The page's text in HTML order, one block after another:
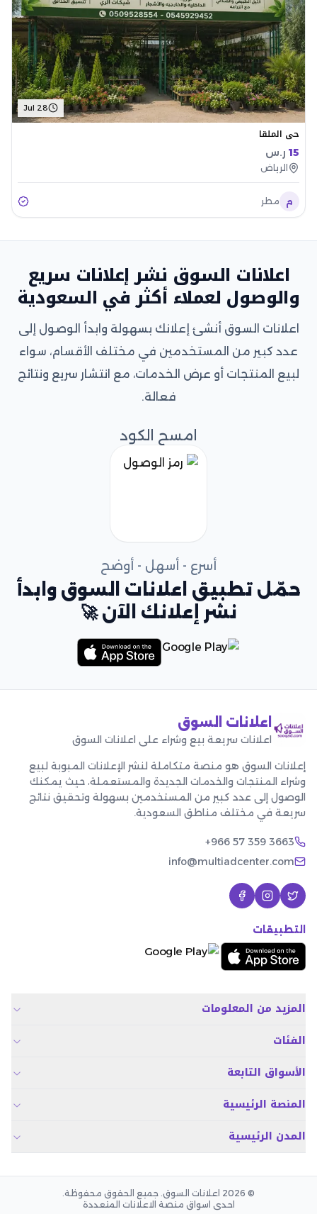
Jul 28
حي الملقا
15 ر.س
الرياض
م مطر
اعلانات السوق نشر إعلانات سريع
والوصول لعملاء أكثر في السعودية
اعلانات السوق أنشئ إعلانك بسهولة وابدأ الوصول إلى
عدد كبير من المستخدمين في مختلف الأقسام، سواء
لبيع المنتجات أو عرض الخدمات، مع انتشار سريع ونتائج
فعالة.
امسح الكود
أسرع - أسهل - أوضح
حمّل تطبيق اعلانات السوق وابدأ
نشر إعلانك الآن 🚀
اعلانات السوق
اعلانات سريعة بيع وشراء على اعلانات السوق
إعلانات السوق هو منصة متكاملة لنشر الإعلانات المبوبة لبيع
وشراء المنتجات والخدمات الجديدة والمستعملة، حيث يمكنك
الوصول إلى عدد كبير من المستخدمين بسهولة وتحقيق نتائج
سريعة في مختلف مناطق السعودية.
+966 57 359 3663
info@multiadcenter.com
التطبيقات
المزيد من المعلومات
الفئات
الأسواق التابعة
المنصة الرئيسية
المدن الرئيسية
© 2026 اعلانات السوق. جميع الحقوق محفوظة.
احدى اسواق منصة الاعلانات المتعددة